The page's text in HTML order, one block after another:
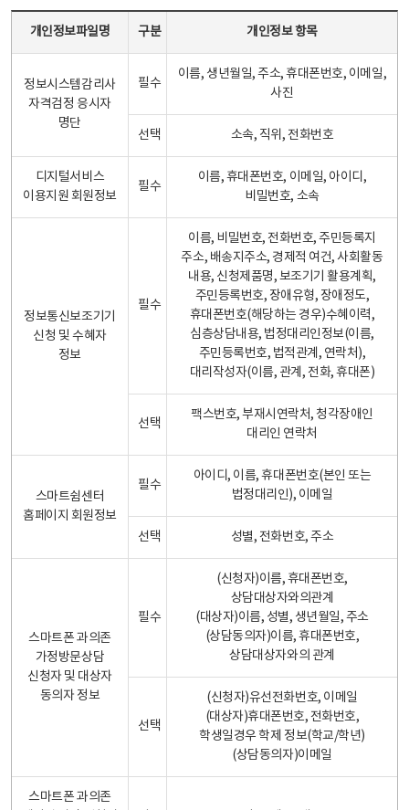
개인정보파일명 구분 개인정보 항목
정보시스템감리사
자격검정 응시자
명단
필수
이름, 생년월일, 주소, 휴대폰번호, 이메일,
사진
선택 소속, 직위, 전화번호
디지털서비스
이용지원 회원정보
필수
이름, 휴대폰번호, 이메일, 아이디,
비밀번호, 소속
정보통신보조기기
신청 및 수혜자
정보
필수
이름, 비밀번호, 전화번호, 주민등록지
주소, 배송지주소, 경제적 여건, 사회활동
내용, 신청제품명, 보조기기 활용계획,
주민등록번호, 장애유형, 장애정도,
휴대폰번호(해당하는 경우)수혜이력,
심층상담내용, 법정대리인정보(이름,
주민등록번호, 법적관계, 연락처),
대리작성자(이름, 관계, 전화, 휴대폰)
선택
팩스번호, 부재시연락처, 청각장애인
대리인 연락처
스마트쉼센터
홈페이지 회원정보
필수
아이디, 이름, 휴대폰번호(본인 또는
법정대리인), 이메일
선택 성별, 전화번호, 주소
스마트폰 과의존
가정방문상담
신청자 및 대상자
동의자 정보
필수
(신청자)이름, 휴대폰번호,
상담대상자와의관계
(대상자)이름, 성별, 생년월일, 주소
(상담동의자)이름, 휴대폰번호,
상담대상자와의 관계
선택
(신청자)유선전화번호, 이메일
(대상자)휴대폰번호, 전화번호,
학생일경우 학제 정보(학교/학년)
(상담동의자)이메일
스마트폰 과의존